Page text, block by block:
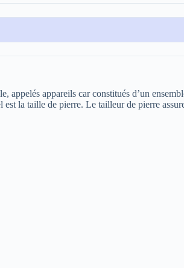
appareils car constitués d’un
la taille de pierre. Le tailleur de pierre